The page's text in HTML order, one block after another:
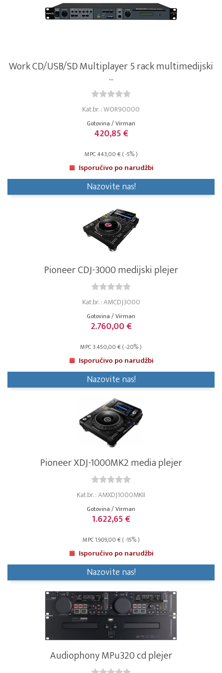
Work CD/USB/SD Multiplayer 5 rack multimedijski
...
Kat.br. : WOR90000
Gotovina / Virman
420,85 €
MPC 443,00 € ( -5% )
Isporučivo po narudžbi
Nazovite nas!
Pioneer CDJ-3000 medijski plejer
Kat.br. : AMCDJ3000
Gotovina / Virman
2.760,00 €
MPC 3.450,00 € ( -20% )
Isporučivo po narudžbi
Nazovite nas!
Pioneer XDJ-1000MK2 media plejer
Kat.br. : AMXDJ1000MKII
Gotovina / Virman
1.622,65 €
MPC 1.909,00 € ( -15% )
Isporučivo po narudžbi
Nazovite nas!
Audiophony MPu320 cd plejer